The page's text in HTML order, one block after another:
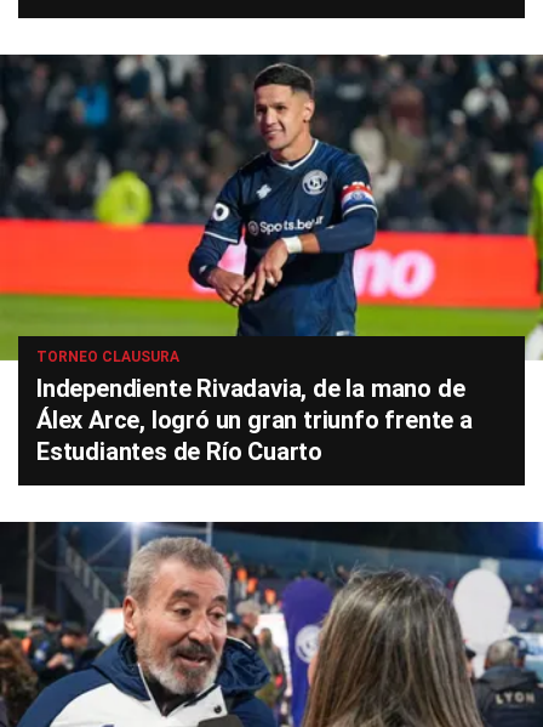
TORNEO CLAUSURA
Independiente Rivadavia, de la mano de
Álex Arce, logró un gran triunfo frente a
Estudiantes de Río Cuarto